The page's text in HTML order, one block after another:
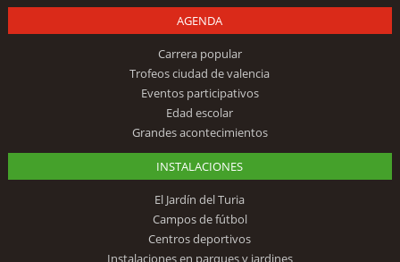
AGENDA
Carrera popular
Trofeos ciudad de valencia
Eventos participativos
Edad escolar
Grandes acontecimientos
INSTALACIONES
El Jardín del Turia
Campos de fútbol
Centros deportivos
Instalaciones en parques y jardines